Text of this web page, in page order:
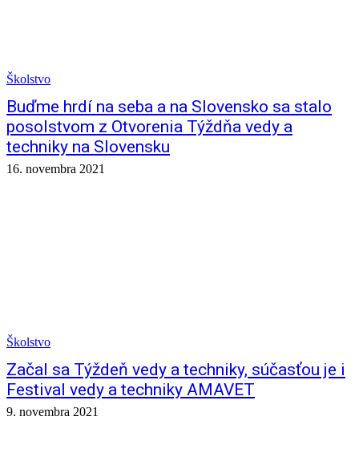
Školstvo
Buďme hrdí na seba a na Slovensko sa stalo
posolstvom z Otvorenia Týždňa vedy a
techniky na Slovensku
16. novembra 2021
Školstvo
Začal sa Týždeň vedy a techniky, súčasťou je i
Festival vedy a techniky AMAVET
9. novembra 2021